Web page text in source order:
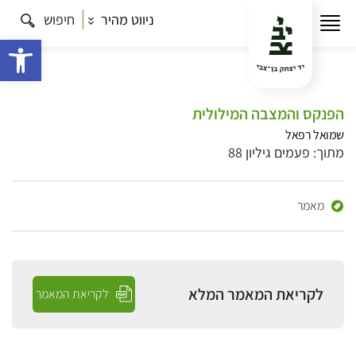
ניווט מהיר חיפוש
הפנקס והמצבה המילולית
שמואל רפאל
מתוך: פעמים גיליון 88
מאמר
לקריאת המאמר המלא לקריאת המאמר